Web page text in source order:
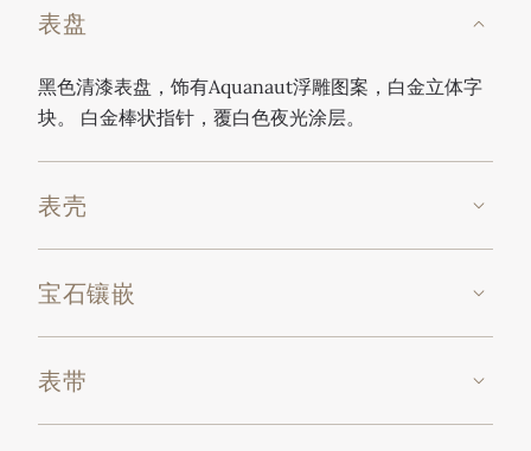
表盘
黑色清漆表盘，饰有Aquanaut浮雕图案，白金立体字
块。 白金棒状指针，覆白色夜光涂层。
表壳
宝石镶嵌
表带